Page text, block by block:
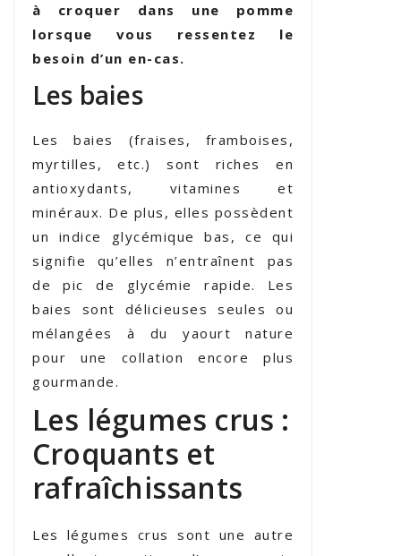
à croquer dans une pomme
lorsque vous ressentez le
besoin d’un en-cas.
Les baies
Les baies (fraises, framboises,
myrtilles, etc.) sont riches en
antioxydants, vitamines et
minéraux. De plus, elles possèdent
un indice glycémique bas, ce qui
signifie qu’elles n’entraînent pas
de pic de glycémie rapide. Les
baies sont délicieuses seules ou
mélangées à du yaourt nature
pour une collation encore plus
gourmande.
Les légumes crus :
Croquants et
rafraîchissants
Les légumes crus sont une autre